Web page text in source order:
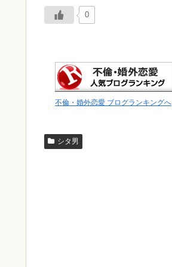
0
不倫・婚外恋愛 ブログランキングへ
シタ男